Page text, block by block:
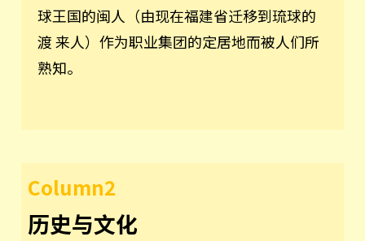
球王国的闽人（由现在福建省迁移到琉球的
渡 来人）作为职业集团的定居地而被人们所
熟知。
Column2
历史与文化